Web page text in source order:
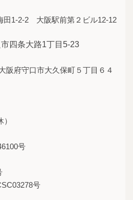
田1-2-2 大阪駅前第２ビル12-12
四条大路1丁目5-23
阪府守口市大久保町５丁目６４
号
号